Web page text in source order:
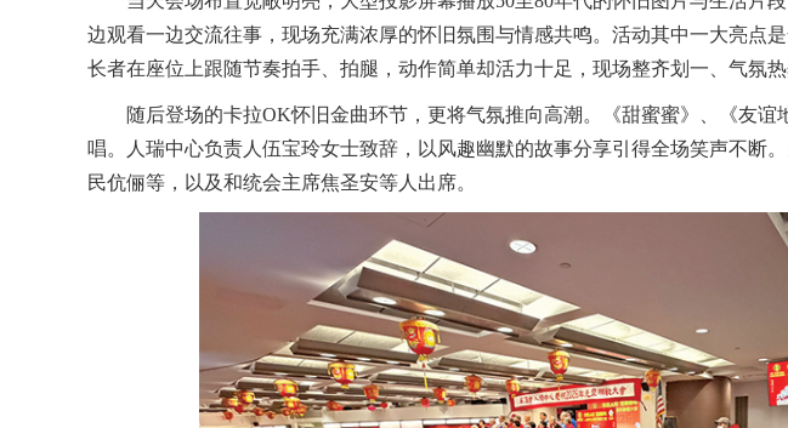
边观看一边交流往事，现场充满浓厚的怀旧氛围与情感共鸣。活动其中一大亮点
长者在座位上跟随节奏拍手、拍腿，动作简单却活力十足，现场整齐划一、气氛
随后登场的卡拉OK怀旧金曲环节，更将气氛推向高潮。《甜蜜蜜》、《友
唱。人瑞中心负责人伍宝玲女士致辞，以风趣幽默的故事分享引得全场笑声不断
民伉俪等，以及和统会主席焦圣安等人出席。